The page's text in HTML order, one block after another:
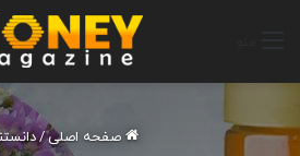
صفحه اصلی/